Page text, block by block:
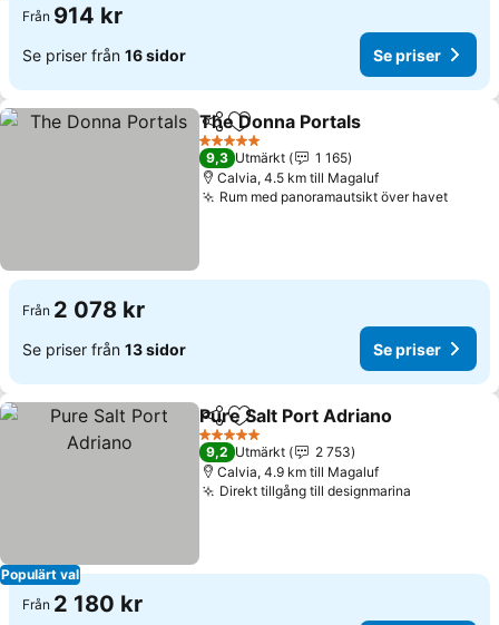
Från 914 kr
Se priser från 16 sidor Se priser
Dela Lägg till i Mina Favoriter
The Donna Portals
5 Stjärnor
9,3 Utmärkt
1 165
Calvia, 4.5 km till Magaluf
Rum med panoramautsikt över havet
Från 2 078 kr
Se priser från 13 sidor Se priser
Populärt val
Dela Lägg till i Mina Favoriter
Pure Salt Port Adriano
5 Stjärnor
9,2 Utmärkt
2 753
Calvia, 4.9 km till Magaluf
Direkt tillgång till designmarina
Från 2 180 kr